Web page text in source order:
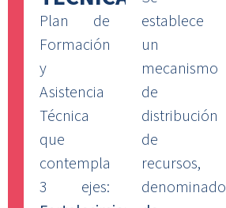
Plan de
Formación
y
Asistencia
Técnica
que
contempla
3 ejes:
establece
un
mecanismo
de
distribución
de
recursos,
denominado